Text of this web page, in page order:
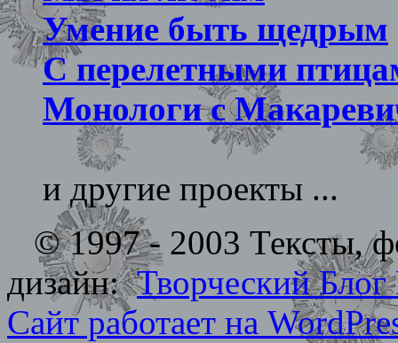
Умение быть щедрым
С перелетными
Монологи с
и другие проекты ...
© 1997 - 2003 Тексты,
дизайн:Творческий
Сайт работает на